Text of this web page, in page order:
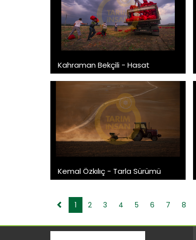
Kahraman Bekçili - Hasat
Kemal Özkılıç - Tarla Sürümü
1 2 3 4 5 6 7 8